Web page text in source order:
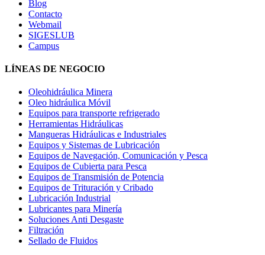
Blog
Contacto
Webmail
SIGESLUB
Campus
LÍNEAS DE NEGOCIO
Oleohidráulica Minera
Oleo hidráulica Móvil
Equipos para transporte refrigerado
Herramientas Hidráulicas
Mangueras Hidráulicas e Industriales
Equipos y Sistemas de Lubricación
Equipos de Navegación, Comunicación y Pesca
Equipos de Cubierta para Pesca
Equipos de Transmisión de Potencia
Equipos de Trituración y Cribado
Lubricación Industrial
Lubricantes para Minería
Soluciones Anti Desgaste
Filtración
Sellado de Fluidos